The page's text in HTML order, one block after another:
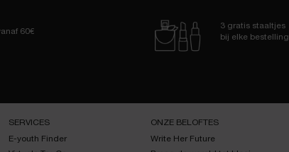
60€
3 gratis staaltjes
bij elke bestelling
SERVICES
E-youth Finder
ONZE BELOFTES
Write Her Future